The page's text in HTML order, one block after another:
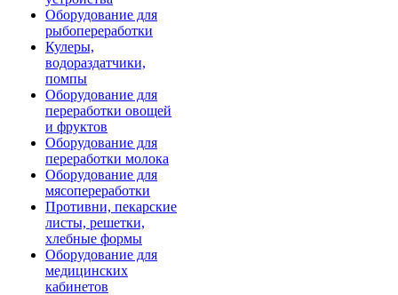
Оборудование для
рыбопереработки
Кулеры,
водораздатчики,
помпы
Оборудование для
переработки овощей
и фруктов
Оборудование для
переработки молока
Оборудование для
мясопереработки
Противни, пекарские
листы, решетки,
хлебные формы
Оборудование для
медицинских
кабинетов